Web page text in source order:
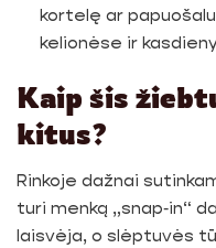
kortelę ar
kelionėse ir
Kaip šis
kitus?
Rinkoje dažnai
turi menką „snap‐in“
laisvėja, o slėptuvės